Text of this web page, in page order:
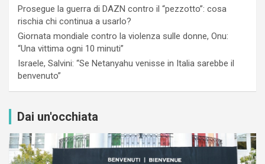
Prosegue la guerra di DAZN contro il “pezzotto”: cosa
rischia chi continua a usarlo?
Giornata mondiale contro la violenza sulle donne, Onu:
“Una vittima ogni 10 minuti”
Israele, Salvini: “Se Netanyahu venisse in Italia sarebbe il
benvenuto”
Dai un'occhiata